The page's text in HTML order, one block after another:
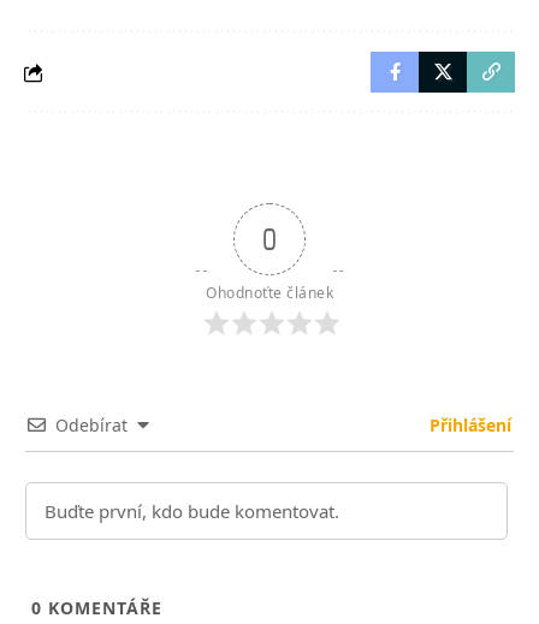
0
Ohodnoťte článek
Odebírat Přihlášení
0 KOMENTÁŘE